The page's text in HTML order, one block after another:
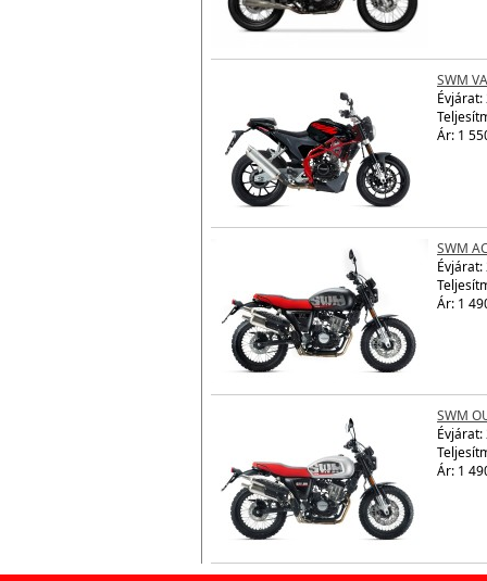
SWM
Évjárat:
Ár: 1
SWM
Évjárat:
Ár: 1
SWM
Évjárat:
Ár: 1